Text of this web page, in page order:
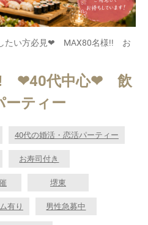
たい方必見❤ MAX80名様!! お
❤40代中心❤ 飲
ーティー
40代の婚活・恋活パーティー
お寿司付き
堺東
有り 男性急募中